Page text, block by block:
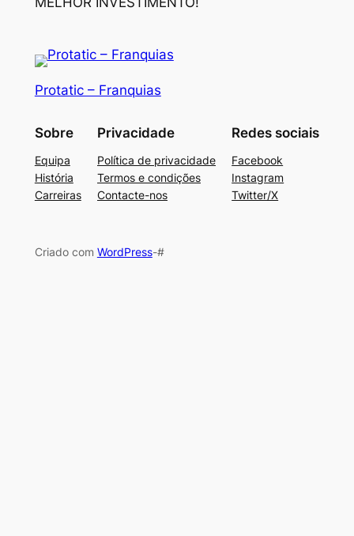
Protatic – Franquias
Sobre
Equipa
História
Carreiras
Privacidade
Política de privacidade
Termos e condições
Contacte-nos
Redes sociais
Facebook
Instagram
Twitter/X
Criado com WordPress-#